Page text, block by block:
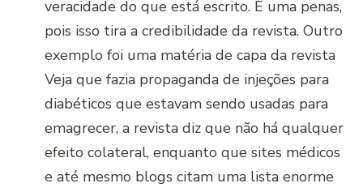
veracidade do que está escrito. É uma penas,
pois isso tira a credibilidade da revista. Outro
exemplo foi uma matéria de capa da revista
Veja que fazia propaganda de injeções para
diabéticos que estavam sendo usadas para
emagrecer, a revista diz que não há qualquer
efeito colateral, enquanto que sites médicos
e até mesmo blogs citam uma lista enorme